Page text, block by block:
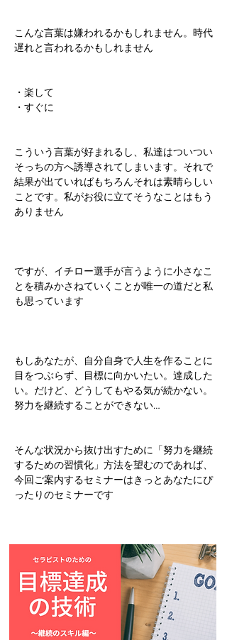
こんな言葉は嫌われるかもしれません。時代
遅れと言われるかもしれません
・楽して
・すぐに
こういう言葉が好まれるし、私達はついつい
そっちの方へ誘導されてしまいます。それで
結果が出ていればもちろんそれは素晴らしい
ことです。私がお役に立てそうなことはもう
ありません
ですが、イチロー選手が言うように小さなこ
とを積みかさねていくことが唯一の道だと私
も思っています
もしあなたが、自分自身で人生を作ることに
目をつぶらず、目標に向かいたい。達成した
い。だけど、どうしてもやる気が続かない。
努力を継続することができない…
そんな状況から抜け出すために「努力を継続
するための習慣化」方法を望むのであれば、
今回ご案内するセミナーはきっとあなたにぴ
ったりのセミナーです